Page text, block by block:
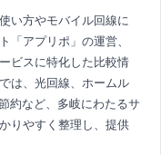
い方やモバイル回線に
アプリポ」の運営、
ビスに特化した比較情
は、光回線、ホームル
約など、多岐にわたるサ
りやすく整理し、提供